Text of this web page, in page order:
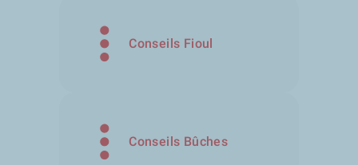
Conseils Fioul
Conseils Bûches